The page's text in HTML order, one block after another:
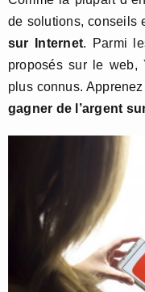
de solutions, conseils
sur Internet. Parmi
proposés sur le web,
plus connus.
gagner de l’argent